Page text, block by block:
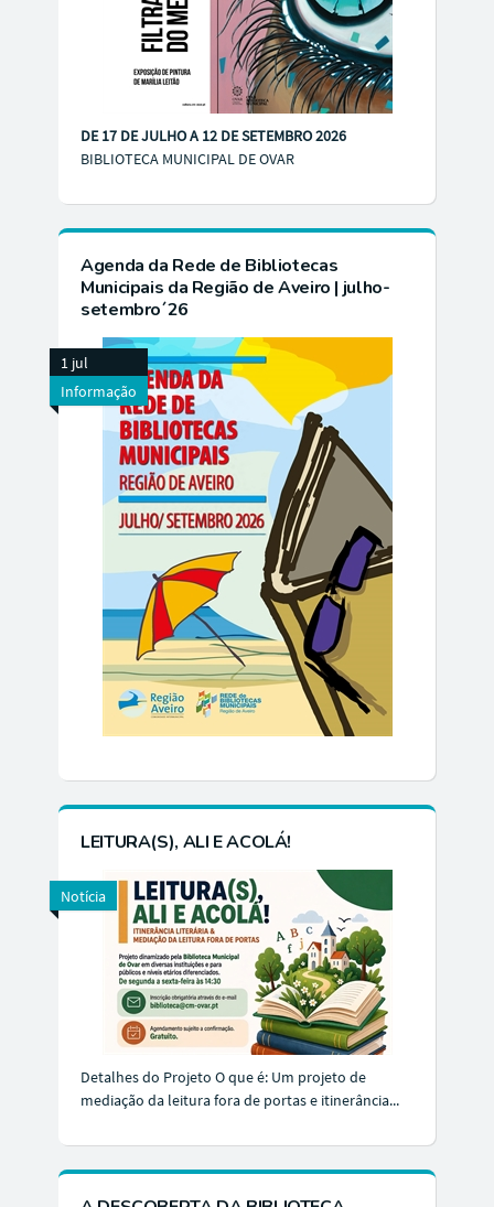
DE 17 DE JULHO A 12 DE SETEMBRO 2026
BIBLIOTECA MUNICIPAL DE OVAR
Agenda da Rede de Bibliotecas
Municipais da Região de Aveiro | julho-
setembro´26
1 jul
Informação
LEITURA(S), ALI E ACOLÁ!
Notícia
Detalhes do Projeto O que é: Um projeto de
mediação da leitura fora de portas e itinerância...